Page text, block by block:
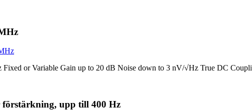
Fixed or Variable Gain up to 20 dB Noise down to 3 nV/√Hz True DC
upp till 400 Hz